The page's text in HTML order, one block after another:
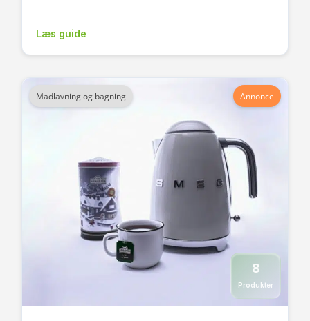
Læs guide
Madlavning og bagning Annonce
8
Produkter